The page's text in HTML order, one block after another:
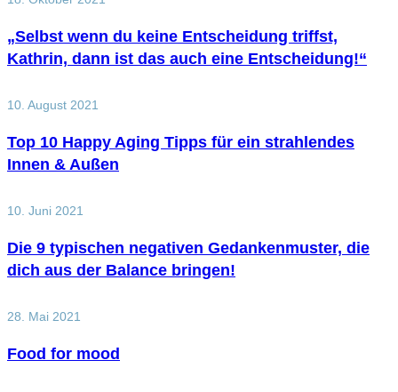
„Selbst wenn du keine Entscheidung triffst,
Kathrin, dann ist das auch eine Entscheidung!“
10. August 2021
Top 10 Happy Aging Tipps für ein strahlendes
Innen & Außen
10. Juni 2021
Die 9 typischen negativen Gedankenmuster, die
dich aus der Balance bringen!
28. Mai 2021
Food for mood